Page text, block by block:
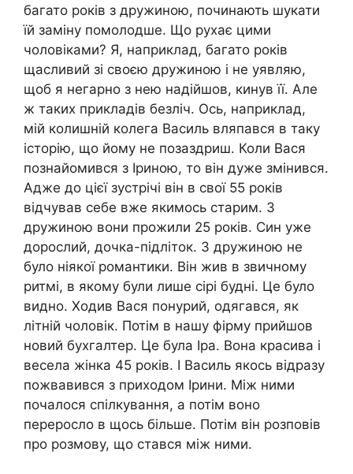
багато років з дружиною, починають шукати
їй заміну помолодше. Що рухає цими
чоловіками? Я, наприклад, багато років
щасливий зі своєю дружиною і не уявляю,
щоб я негарно з нею надійшов, кинув її. Але
ж таких прикладів безліч. Ось, наприклад,
мій колишній колега Василь вляпався в таку
історію, що йому не позаздриш. Коли Вася
познайомився з Іриною, то він дуже змінився.
Адже до цієї зустрічі він в свої 55 років
відчував себе вже якимось старим. З
дружиною вони прожили 25 років. Син уже
дорослий, дочка-підліток. З дружиною не
було ніякої романтики. Він жив в звичному
ритмі, в якому були лише сірі будні. Це було
видно. Ходив Вася понурий, одягався, як
літній чоловік. Потім в нашу фірму прийшов
новий бухгалтер. Це була Іра. Вона красива і
весела жінка 45 років. І Василь якось відразу
пожвавився з приходом Ірини. Між ними
почалося спілкування, а потім воно
переросло в щось більше. Потім він розповів
про розмову, що стався між ними.